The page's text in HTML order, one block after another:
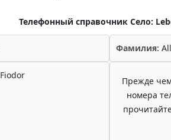
Телефонный справочник Село:
Фамилия:
Fiodor
Прежде
номера